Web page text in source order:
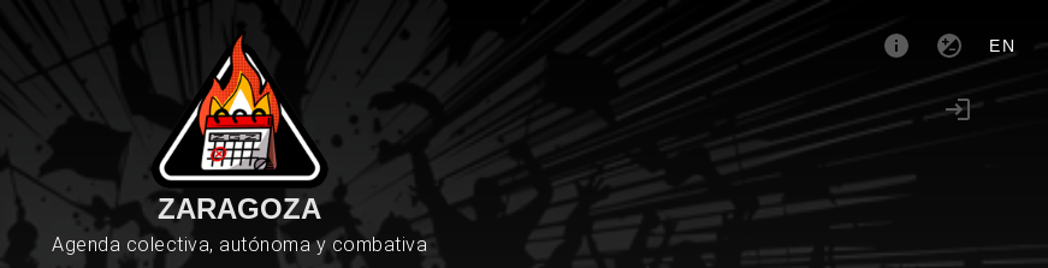
EN
ZARAGOZA
Agenda colectiva, autónoma y combativa